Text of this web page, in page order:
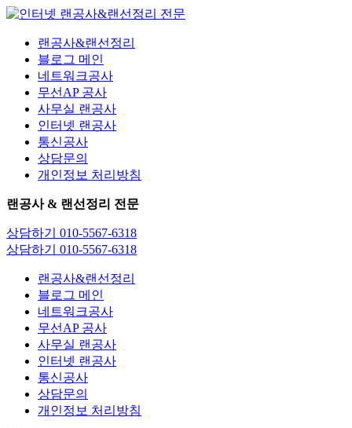
콘
랜공사&랜선정리
블로그 메인
네트워크공사
무선AP 공사
사무실 랜공사
인터넷 랜공사
통신공사
상담문의
개인정보 처리방침
랜공사 & 랜선정리 전문
상담하기 010-5567-6318
상담하기 010-5567-6318
랜공사&랜선정리
블로그 메인
네트워크공사
무선AP 공사
사무실 랜공사
인터넷 랜공사
통신공사
상담문의
개인정보 처리방침